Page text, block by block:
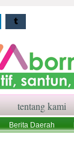
tentang kami
Berita Daerah